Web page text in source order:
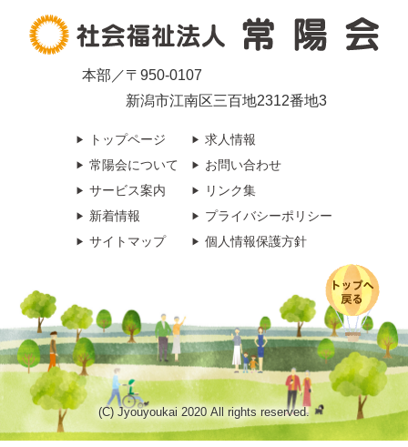
本部／〒950-0107
新潟市江南区三百地2312番地3
トップページ
常陽会について
サービス案内
新着情報
サイトマップ
求人情報
お問い合わせ
リンク集
プライバシーポリシー
個人情報保護方針
(C) Jyouyoukai 2020 All rights reserved.